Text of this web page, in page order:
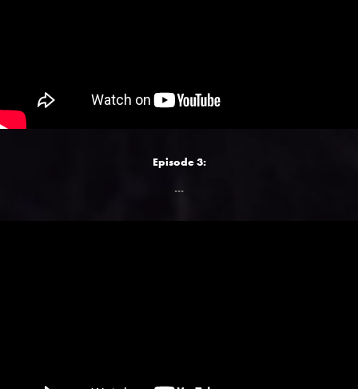
Episode 3:
...